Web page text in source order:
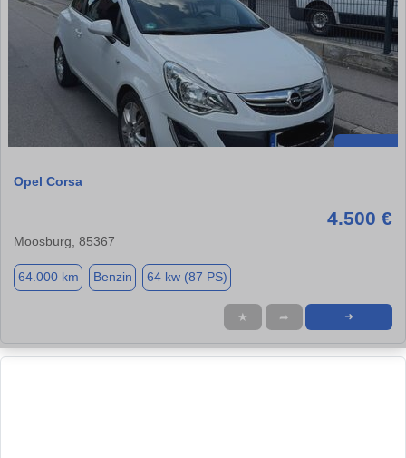
Opel Corsa
4.500 €
Moosburg, 85367
64.000 km Benzin 64 kw (87 PS)
★ ➦ ➜